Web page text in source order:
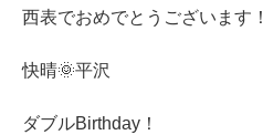
西表でおめでとうございます！
快晴🌞平沢
ダブルBirthday！